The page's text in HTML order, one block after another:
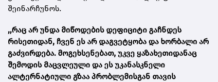
შეინარჩუნოს.
,,რაც არ უნდა მიწოდების დეფიციტი გაჩნდეს
რისეთიდან, ჩვენ ეს არ დაგვეტყობა და ხორბალი არ
გაძვირდება. მოგეხსენებათ, უკვე ყაზახეთიდანაც
შემოდის მაცვლეული და ეს უკანასკნელი
ალტერნატიული გზაა პრობლემისგან თავის